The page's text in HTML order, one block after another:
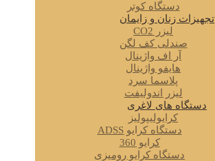
دستگاه کوتر
تجهیزات زنان و زایمان
لیزر CO2
صندلی کف لگن
آر اف واژینال
هایفو واژینال
پلاسما سرد
لیزر اندولیفت
دستگاه های لاغری
کرایولیپولیز
دستگاه کرایو ADSS
کرایو 360
دستگاه کرایو رومیزی